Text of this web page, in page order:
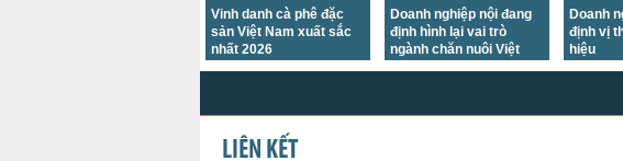
Vinh danh cà phê đặc
sản Việt Nam xuất sắc
nhất 2026
Doanh nghiệp nội đang
định hình lại vai trò
ngành chăn nuôi Việt
Doanh
định vị
hiệu
LIÊN KẾT